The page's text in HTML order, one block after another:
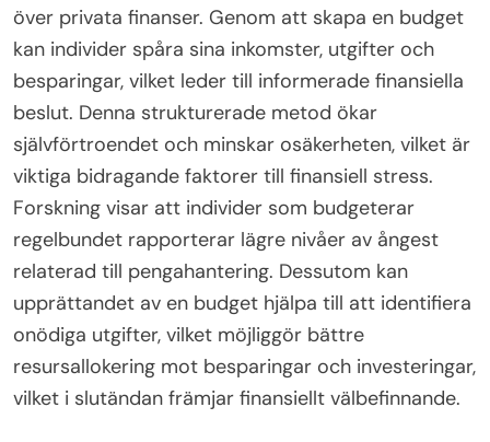
över privata finanser. Genom att skapa en budget
kan individer spåra sina inkomster, utgifter och
besparingar, vilket leder till informerade finansiella
beslut. Denna strukturerade metod ökar
självförtroendet och minskar osäkerheten, vilket är
viktiga bidragande faktorer till finansiell stress.
Forskning visar att individer som budgeterar
regelbundet rapporterar lägre nivåer av ångest
relaterad till pengahantering. Dessutom kan
upprättandet av en budget hjälpa till att identifiera
onödiga utgifter, vilket möjliggör bättre
resursallokering mot besparingar och investeringar,
vilket i slutändan främjar finansiellt välbefinnande.